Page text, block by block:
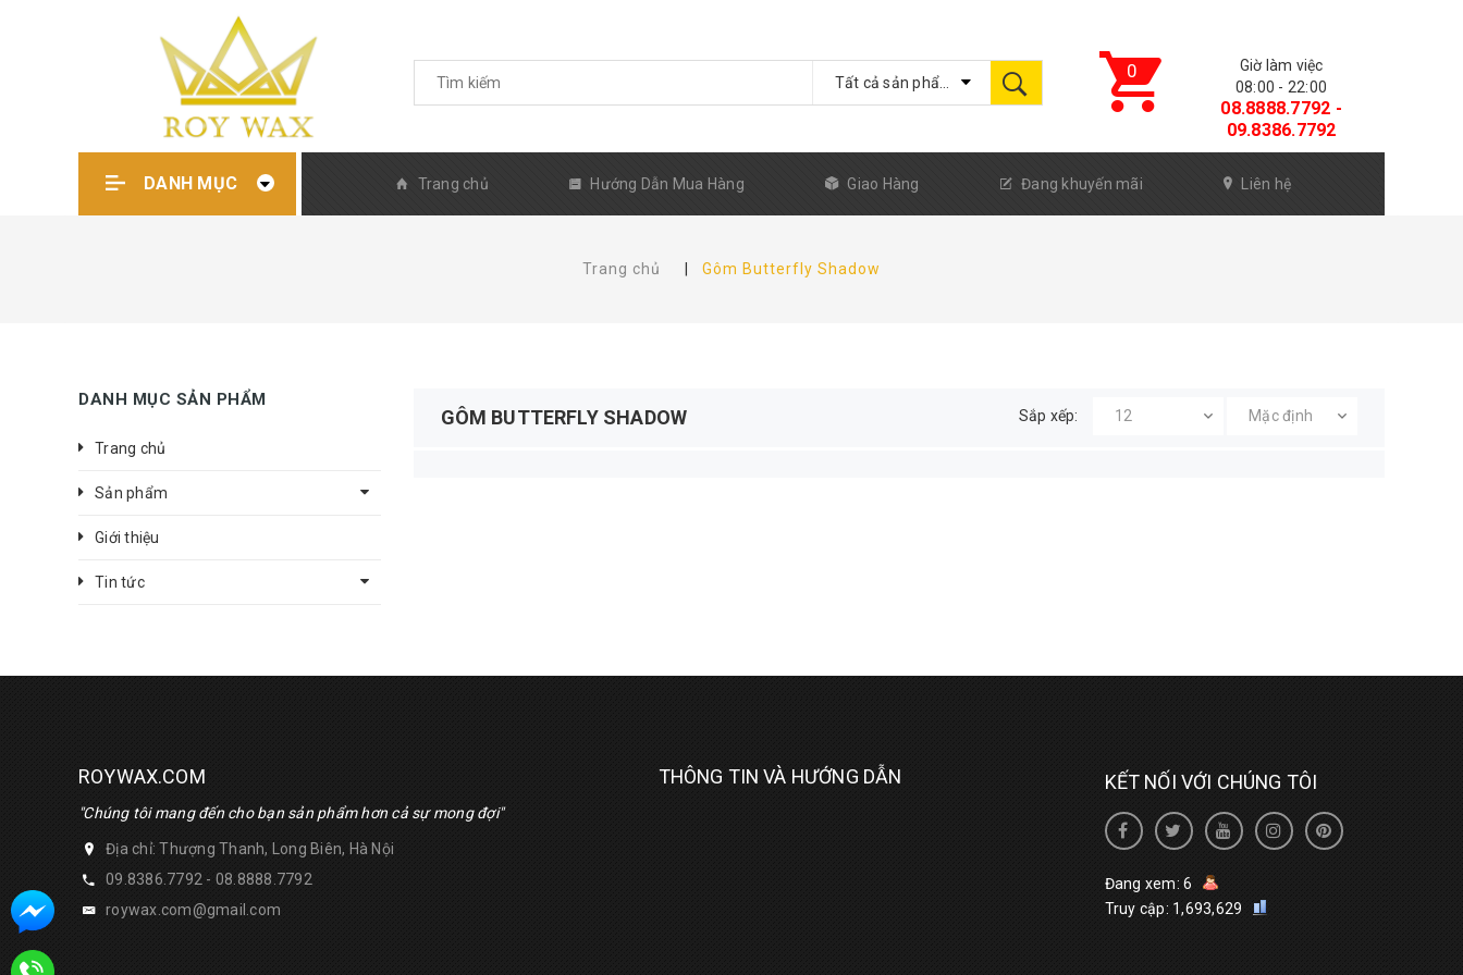
0
Giờ làm việc
08:00 - 22:00
08.8888.7792 -
09.8386.7792
DANH MỤC Trang chủ Hướng Dẫn Mua Hàng Giao Hàng Đang khuyến mãi Liên hệ
Trang chủ Gôm Butterfly Shadow
GÔM BUTTERFLY SHADOW Sắp xếp:
DANH MỤC SẢN PHẨM
Trang chủ
Sản phẩm
Giới thiệu
Tin tức
ROYWAX.COM
"Chúng tôi mang đến cho bạn sản phẩm hơn cả sự mong đợi"
Địa chỉ: Thượng Thanh, Long Biên, Hà Nội
09.8386.7792 - 08.8888.7792
roywax.com@gmail.com
THÔNG TIN VÀ HƯỚNG DẪN KẾT NỐI VỚI CHÚNG TÔI
Đang xem: 6
Truy cập: 1,693,629